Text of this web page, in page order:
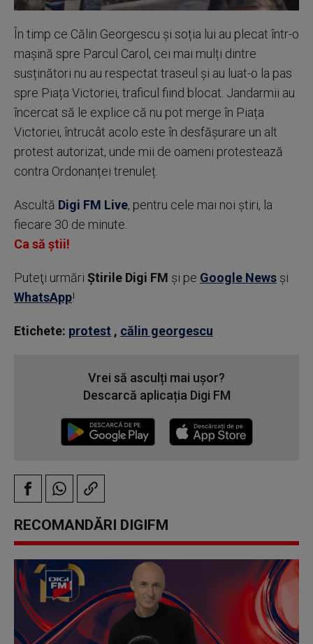
În timp ce Călin Georgescu și soția lui au plecat într-o
mașină spre Parcul Carol, cei mai mulți dintre
susținători nu au respectat traseul și au luat-o la pas
spre Piața Victoriei, traficul fiind blocat. Jandarmii au
încercat să le explice că nu pot merge în Piața
Victoriei, întrucât acolo este în desfășurare un alt
protest autorizat, unde mii de oameni protestează
contra Ordonanței trenuleț.
Ascultă Digi FM Live, pentru cele mai noi știri, la
fiecare 30 de minute.
Ca să știi!
Puteţi urmări Știrile Digi FM şi pe Google News şi
WhatsApp!
Etichete: protest , călin georgescu
Vrei să asculți mai ușor?
Descarcă aplicația Digi FM
RECOMANDĂRI DIGIFM